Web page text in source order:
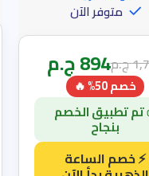
متوفر الآن
ج.م894ج.م
خصم 50% 🔥